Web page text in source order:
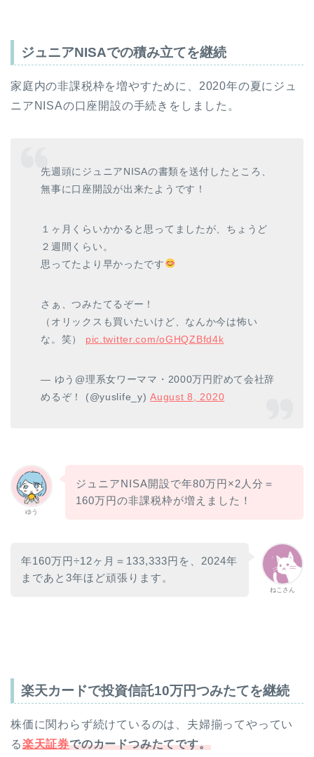
ジュニアNISAでの積み立てを継続
家庭内の非課税枠を増やすために、2020年の夏にジュ
ニアNISAの口座開設の手続きをしました。
先週頭にジュニアNISAの書類を送付したところ、
無事に口座開設が出来たようです！
１ヶ月くらいかかると思ってましたが、ちょうど
２週間くらい。
思ってたより早かったです
さぁ、つみたてるぞー！
（オリックスも買いたいけど、なんか今は怖い
な。笑） pic.twitter.com/oGHQZBfd4k
— ゆう@理系女ワーママ・2000万円貯めて会社辞
めるぞ！ (@yuslife_y)August 8, 2020
ゆう
ジュニアNISA開設で年80万円×2人分＝
160万円の非課税枠が増えました！
ねこさん
年160万円÷12ヶ月＝133,333円を、2024年
まであと3年ほど頑張ります。
楽天カードで投資信託10万円つみたてを継続
株価に関わらず続けているのは、夫婦揃ってやってい
る楽天証券でのカードつみたてです。